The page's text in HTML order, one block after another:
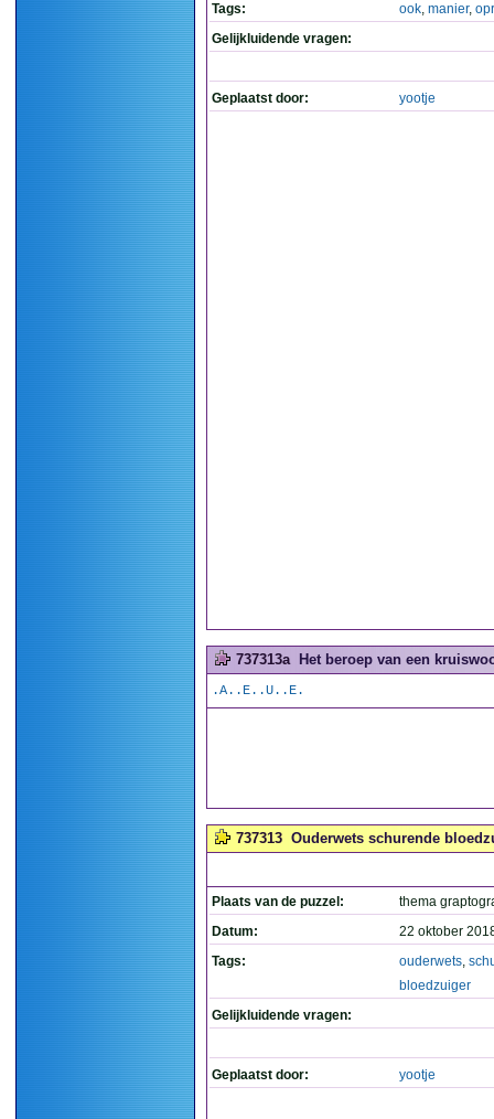
Tags:
ook, manier,
Gelijkluidende vragen:
Geplaatst door: yootje
737313a Het beroep van een
.A..E..U..E.
737313 Ouderwets schurende
Plaats van de puzzel:
thema
Datum:
22 oktober
Tags:
ouderwets,
bloedzuiger
Gelijkluidende vragen:
Geplaatst door: yootje